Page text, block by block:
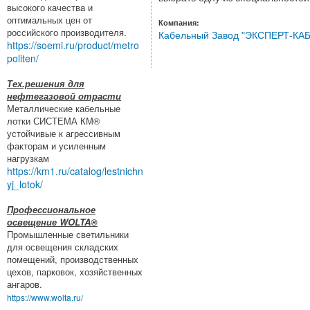
высокого качества и
оптимальных цен от
российского производителя.
https://soemi.ru/product/metro
politen/
Тех.решения для
нефтегазовой отрасти
Металлические кабельные
лотки СИСТЕМА КМ®
устойчивые к агрессивным
факторам и усиленным
нагрузкам
https://km1.ru/catalog/lestnichn
yj_lotok/
Профессиональное
освещение WOLTA®
Промышленные светильники
для освещения складских
помещений, производственных
цехов, парковок, хозяйственных
ангаров.
https://www.wolta.ru/
Компания:
Кабельный Завод "ЭКСПЕРТ-